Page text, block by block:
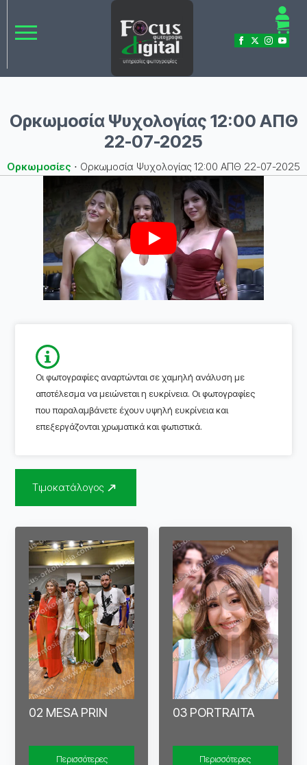
Ορκωμοσία Ψυχολογίας 12:00 ΑΠΘ
22-07-2025
Ορκωμοσίες ⋅ Ορκωμοσία Ψυχολογίας 12:00 ΑΠΘ 22-07-2025
Play
Οι φωτογραφίες αναρτώνται σε χαμηλή ανάλυση με
αποτέλεσμα να μειώνεται η ευκρίνεια. Οι φωτογραφίες
που παραλαμβάνετε έχουν υψηλή ευκρίνεια και
επεξεργάζονται χρωματικά και φωτιστικά.
Τιμοκατάλογος
02 MESA PRIN
Περισσότερες
03 PORTRAITA
Περισσότερες